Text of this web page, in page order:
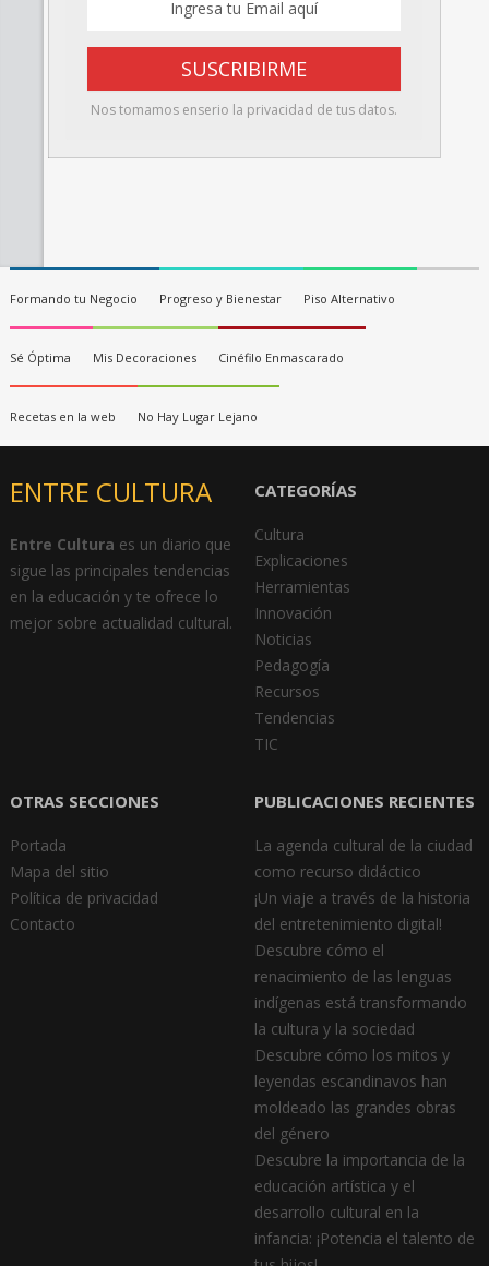
Nos tomamos enserio la privacidad de tus datos.
Formando tu Negocio Progreso y Bienestar Piso Alternativo
Sé Óptima Mis Decoraciones Cinéfilo Enmascarado
Recetas en la web No Hay Lugar Lejano
ENTRE CULTURA
Entre Cultura es un diario que
sigue las principales tendencias
en la educación y te ofrece lo
mejor sobre actualidad cultural.
CATEGORÍAS
Cultura
Explicaciones
Herramientas
Innovación
Noticias
Pedagogía
Recursos
Tendencias
TIC
OTRAS SECCIONES
Portada
Mapa del sitio
Política de privacidad
Contacto
PUBLICACIONES RECIENTES
La agenda cultural de la ciudad
como recurso didáctico
¡Un viaje a través de la historia
del entretenimiento digital!
Descubre cómo el
renacimiento de las lenguas
indígenas está transformando
la cultura y la sociedad
Descubre cómo los mitos y
leyendas escandinavos han
moldeado las grandes obras
del género
Descubre la importancia de la
educación artística y el
desarrollo cultural en la
infancia: ¡Potencia el talento de